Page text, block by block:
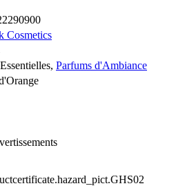
Cosmetics
Parfums d'Ambiance